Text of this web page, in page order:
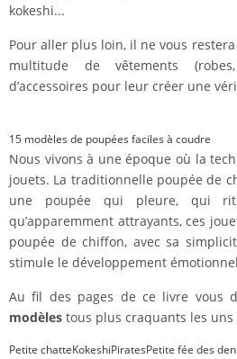
kokeshi...
Pour aller plus loin, il ne vous
multitude de vêtements
d’accessoires pour leur créer une
15 modèles de poupées faciles à coudre
Nous vivons à une époque où la
jouets. La traditionnelle poupée de
une poupée qui pleure, qui
qu’apparemment attrayants, ces
poupée de chiﬀon, avec sa
stimule le développement
Au fil des pages de ce livre vous
modèles tous plus craquants les
Petite chatteKokeshiPiratesPetite fée des